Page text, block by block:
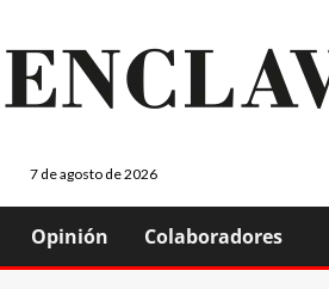
7 de agosto de 2026
Opinión Colaboradores